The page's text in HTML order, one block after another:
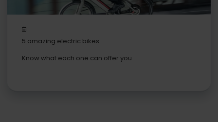
5 amazing electric bikes
Know what each one can offer you